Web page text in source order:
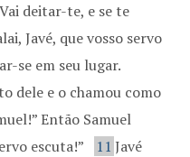
deitar-te, e se te
Javé, que vosso servo
se em seu lugar.
dele e o chamou como
Então Samuel
escuta!”
11 Javé